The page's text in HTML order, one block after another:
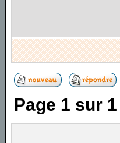
Page 1 sur 1